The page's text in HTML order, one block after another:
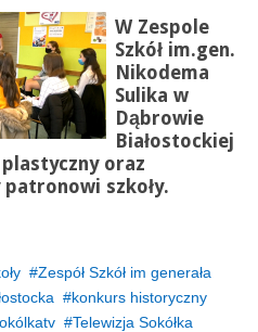
W Zespole
Szkół im.gen.
Nikodema
Sulika w
Dąbrowie
Białostockiej
oraz
szkoły.
Zespół Szkół im generała
konkurs historyczny
Telewizja Sokółka